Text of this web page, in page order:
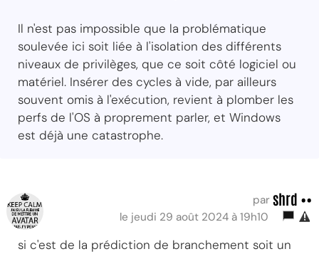
Il n'est pas impossible que la problématique
soulevée ici soit liée à l'isolation des différents
niveaux de privilèges, que ce soit côté logiciel ou
matériel. Insérer des cycles à vide, par ailleurs
souvent omis à l'exécution, revient à plomber les
perfs de l'OS à proprement parler, et Windows
est déjà une catastrophe.
par shrd ••
le jeudi 29 août 2024 à 19h10
si c'est de la prédiction de branchement soit un